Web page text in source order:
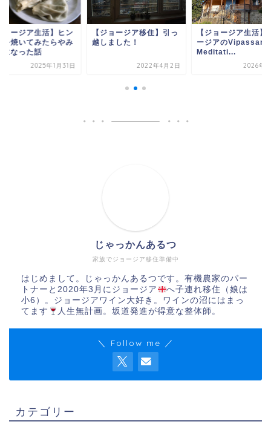
ョージア生活】ヒン
を焼いてみたらやみ
になった話
2025年1月31日
【ジョージア移住】引っ
越しました！
2022年4月2日
【ジョージア生活】
ージアのVipassana
Meditati...
2026年1
家族でジョージア移住準備中
じゃっかんあるつ
はじめまして。じゃっかんあるつです。有機農家のパー
トナーと2020年3月にジョージア
へ子連れ移住（娘は
小6）。ジョージアワイン大好き。ワインの沼にはまっ
てます
人生無計画。坂道発進が得意な整体師。
＼ Follow me ／
カテゴリー